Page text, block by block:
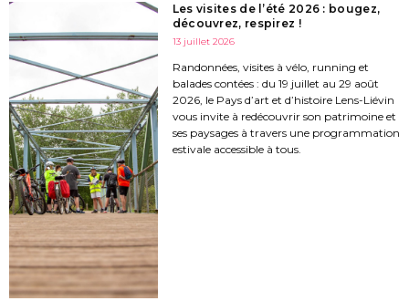
Les visites de l’été 2026 : bougez,
découvrez, respirez !
13 juillet 2026
Randonnées, visites à vélo, running et
balades contées : du 19 juillet au 29 août
2026, le Pays d’art et d’histoire Lens-Liévin
vous invite à redécouvrir son patrimoine et
ses paysages à travers une programmation
estivale accessible à tous.